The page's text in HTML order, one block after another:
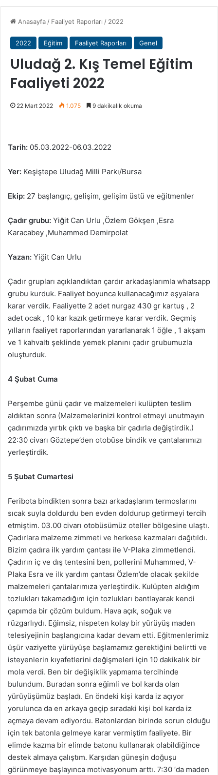
Anasayfa/ Faaliyet Raporları / 2022
2022 Eğitim Faaliyet Raporları Genel
Uludağ 2. Kış Temel Eğitim
Faaliyeti 2022
22 Mart 2022 1.075 9 dakikalık okuma
Tarih: 05.03.2022-06.03.2022
Yer: Keşiştepe Uludağ Milli Parkı/Bursa
Ekip: 27 başlangıç, gelişim, gelişim üstü ve eğitmenler
Çadır grubu: Yiğit Can Urlu ,Özlem Gökşen ,Esra
Karacabey ,Muhammed Demirpolat
Yazan: Yiğit Can Urlu
Çadır grupları açıklandıktan çardır arkadaşlarımla whatsapp
grubu kurduk. Faaliyet boyunca kullanacağımız eşyalara
karar verdik. Faaliyette 2 adet nurgaz 430 gr kartuş , 2
adet ocak , 10 kar kazık getirmeye karar verdik. Geçmiş
yılların faaliyet raporlarından yararlanarak 1 öğle , 1 akşam
ve 1 kahvaltı şeklinde yemek planını çadır grubumuzla
oluşturduk.
4 Şubat Cuma
Perşembe günü çadır ve malzemeleri kulüpten teslim
aldıktan sonra (Malzemelerinizi kontrol etmeyi unutmayın
çadırımızda yırtık çıktı ve başka bir çadırla değiştirdik.)
22:30 civarı Göztepe’den otobüse bindik ve çantalarımızı
yerleştirdik.
5 Şubat Cumartesi
Feribota bindikten sonra bazı arkadaşlarım termoslarını
sıcak suyla doldurdu ben evden doldurup getirmeyi tercih
etmiştim. 03.00 civarı otobüsümüz oteller bölgesine ulaştı.
Çadırlara malzeme zimmeti ve herkese kazmaları dağıtıldı.
Bizim çadıra ilk yardım çantası ile V-Plaka zimmetlendi.
Çadırın iç ve dış tentesini ben, pollerini Muhammed, V-
Plaka Esra ve ilk yardım çantası Özlem’de olacak şekilde
malzemeleri çantalarımıza yerleştirdik. Kulüpten aldığım
tozlukları takamadığım için tozlukları bantlayarak kendi
çapımda bir çözüm buldum. Hava açık, soğuk ve
rüzgarlıydı. Eğimsiz, nispeten kolay bir yürüyüş maden
telesiyejinin başlangıcına kadar devam etti. Eğitmenlerimiz
üşür vaziyette yürüyüşe başlamamız gerektiğini belirtti ve
isteyenlerin kıyafetlerini değişmeleri için 10 dakikalık bir
mola verdi. Ben bir değişiklik yapmama tercihinde
bulundum. Buradan sonra eğimli ve bol karda olan
yürüyüşümüz başladı. En öndeki kişi karda iz açıyor
yorulunca da en arkaya geçip sıradaki kişi bol karda iz
açmaya devam ediyordu. Batonlardan birinde sorun olduğu
için tek batonla gelmeye karar vermiştim faaliyete. Bir
elimde kazma bir elimde batonu kullanarak olabildiğince
destek almaya çalıştım. Karşıdan güneşin doğuşu
görünmeye başlayınca motivasyonum arttı. 7:30 ‘da maden